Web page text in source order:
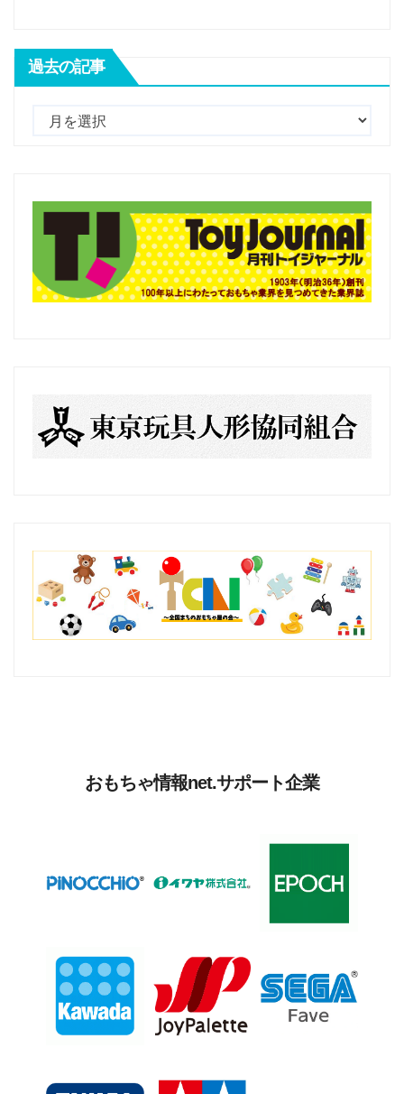
過去の記事
記
おもちゃ情報net.サポート企業